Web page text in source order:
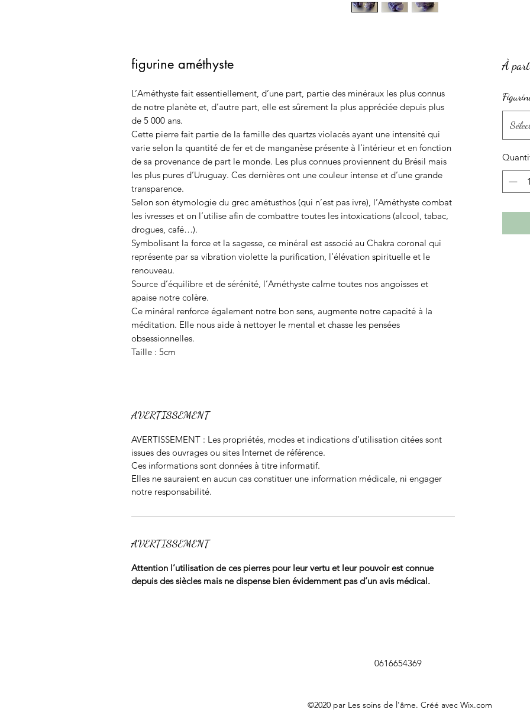
figurine améthyste
L’Améthyste fait essentiellement, d’une part, partie des minéraux les plus connus
de notre planète et, d’autre part, elle est sûrement la plus appréciée depuis plus
de 5 000 ans.
Cette pierre fait partie de la famille des quartzs violacés ayant une intensité qui
varie selon la quantité de fer et de manganèse présente à l’intérieur et en fonction
de sa provenance de part le monde. Les plus connues proviennent du Brésil mais
les plus pures d’Uruguay. Ces dernières ont une couleur intense et d’une grande
transparence.
Selon son étymologie du grec amétusthos (qui n’est pas ivre), l’Améthyste combat
les ivresses et on l’utilise afin de combattre toutes les intoxications (alcool, tabac,
drogues, café…).
Symbolisant la force et la sagesse, ce minéral est associé au Chakra coronal qui
représente par sa vibration violette la purification, l’élévation spirituelle et le
renouveau.
Source d’équilibre et de sérénité, l’Améthyste calme toutes nos angoisses et
apaise notre colère.
Ce minéral renforce également notre bon sens, augmente notre capacité à la
méditation. Elle nous aide à nettoyer le mental et chasse les pensées
obsessionnelles.
Taille : 5cm
AVERTISSEMENT
AVERTISSEMENT : Les propriétés, modes et indications d’utilisation citées sont
issues des ouvrages ou sites Internet de référence.
Ces informations sont données à titre informatif.
Elles ne sauraient en aucun cas constituer une information médicale, ni engager
notre responsabilité.
AVERTISSEMENT
Attention l’utilisation de ces pierres pour leur vertu et leur pouvoir est connue
depuis des siècles mais ne dispense bien évidemment pas d’un avis médical.
À
0616654369
©2020 par Les soins de l'âme. Créé avec Wix.com